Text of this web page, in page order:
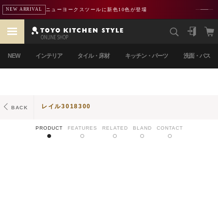
NEW ARRIVAL ニューヨークスツールに新色10色が登場
NEW インテリア タイル・床材 キッチン・パーツ 洗面・バス
BACK レイル3018300
PRODUCT FEATURES RELATED BLAND CONTACT